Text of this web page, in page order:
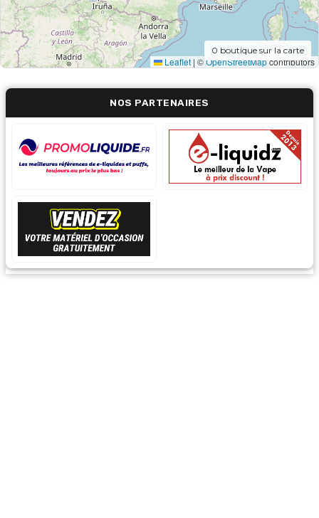
Leaflet | ©OpenStreetMapcontributors
0 boutique sur la carte
NOS PARTENAIRES